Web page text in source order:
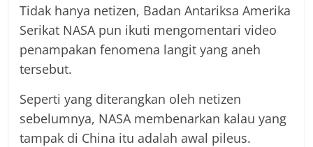
Tidak hanya netizen, Badan Antariksa Amerika
Serikat NASA pun ikuti mengomentari video
penampakan fenomena langit yang aneh
tersebut.
Seperti yang diterangkan oleh netizen
sebelumnya, NASA membenarkan kalau yang
tampak di China itu adalah awal pileus.